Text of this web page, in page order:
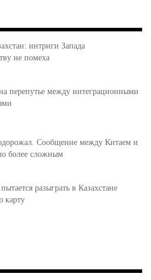
интриги Запада
не помеха
перепутье между интеграционными
Сообщение между Китаем и
более сложным
разыграть в Казахстане
карту